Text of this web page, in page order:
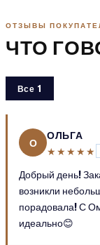
ОТЗЫВЫ
ЧТО
Все 1
О
ОЛЬГА
★★★★★
Добрый день!
возникли
порадовала! С
идеально😊